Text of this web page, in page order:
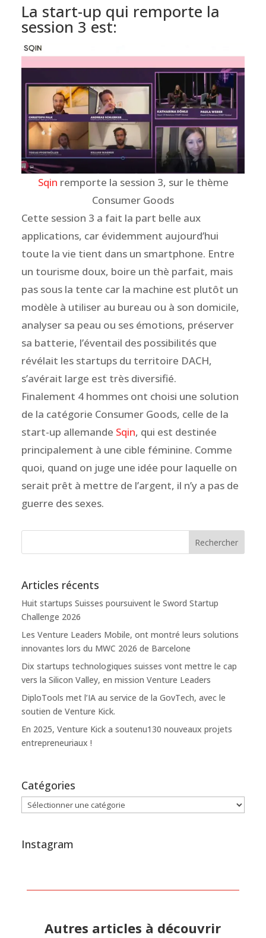
La start-up qui remporte la
session 3 est:
Sqin remporte la session 3, sur le thème
Consumer Goods
Cette session 3 a fait la part belle aux
applications, car évidemment aujourd’hui
toute la vie tient dans un smartphone. Entre
un tourisme doux, boire un thè parfait, mais
pas sous la tente car la machine est plutôt un
modèle à utiliser au bureau ou à son domicile,
analyser sa peau ou ses émotions, préserver
sa batterie, l’éventail des possibilités que
révélait les startups du territoire DACH,
s’avérait large est très diversifié.
Finalement 4 hommes ont choisi une solution
de la catégorie Consumer Goods, celle de la
start-up allemande Sqin, qui est destinée
principalement à une cible féminine. Comme
quoi, quand on juge une idée pour laquelle on
serait prêt à mettre de l’argent, il n’y a pas de
guerre des sexes.
Articles récents
Huit startups Suisses poursuivent le Sword Startup
Challenge 2026
Les Venture Leaders Mobile, ont montré leurs solutions
innovantes lors du MWC 2026 de Barcelone
Dix startups technologiques suisses vont mettre le cap
vers la Silicon Valley, en mission Venture Leaders
DiploTools met l’IA au service de la GovTech, avec le
soutien de Venture Kick.
En 2025, Venture Kick a soutenu130 nouveaux projets
entrepreneuriaux !
Catégories
Catégories
Instagram
Autres articles à découvrir